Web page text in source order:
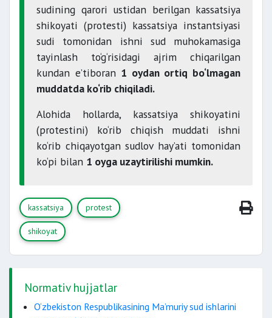
sudining qarori ustidan berilgan kassatsiya
shikoyati (protesti) kassatsiya instantsiyasi
sudi tomonidan ishni sud muhokamasiga
tayinlash to‘g‘risidagi ajrim chiqarilgan
kundan e’tiboran 1 oydan ortiq bo‘lmagan
muddatda ko‘rib chiqiladi.
Alohida hollarda, kassatsiya shikoyatini
(protestini) ko‘rib chiqish muddati ishni
ko‘rib chiqayotgan sudlov hay’ati tomonidan
ko‘pi bilan 1 oyga uzaytirilishi mumkin.
kassatsiya protest
shikoyat
Normativ hujjatlar
O‘zbekiston Respublikasining Ma’muriy sud ishlarini